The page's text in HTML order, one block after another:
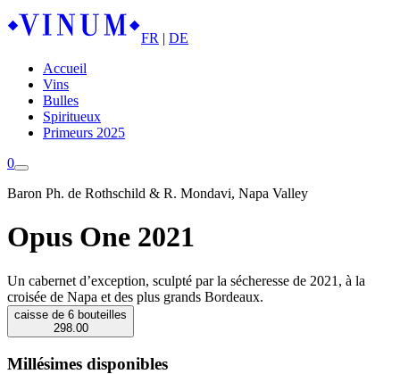
FR | DE
Accueil
Vins
Bulles
Spiritueux
Primeurs 2025
0
Baron Ph. de Rothschild & R. Mondavi, Napa Valley
Opus One 2021
Un cabernet d’exception, sculpté par la sécheresse de 2021, à la
croisée de Napa et des plus grands Bordeaux.
caisse de 6 bouteilles
298.00
Millésimes disponibles